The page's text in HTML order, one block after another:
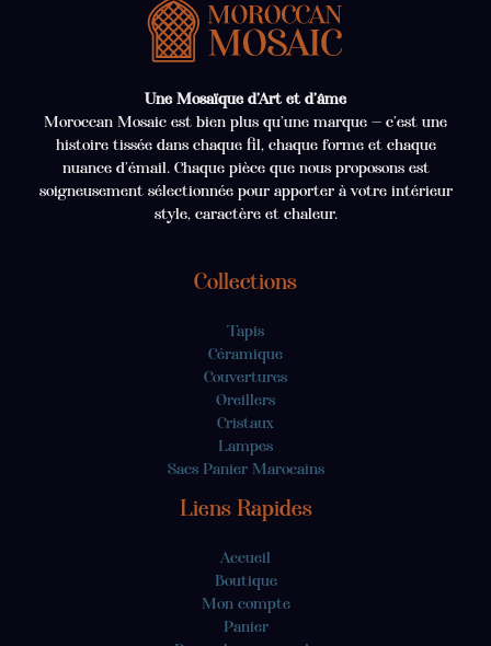
Une Mosaïque d’Art et d’âme
Moroccan Mosaic est bien plus qu’une marque — c’est une
histoire tissée dans chaque fil, chaque forme et chaque
nuance d’émail. Chaque pièce que nous proposons est
soigneusement sélectionnée pour apporter à votre intérieur
style, caractère et chaleur.
Collections
Tapis
Céramique
Couvertures
Oreillers
Cristaux
Lampes
Sacs Panier Marocains
Liens Rapides
Accueil
Boutique
Mon compte
Panier